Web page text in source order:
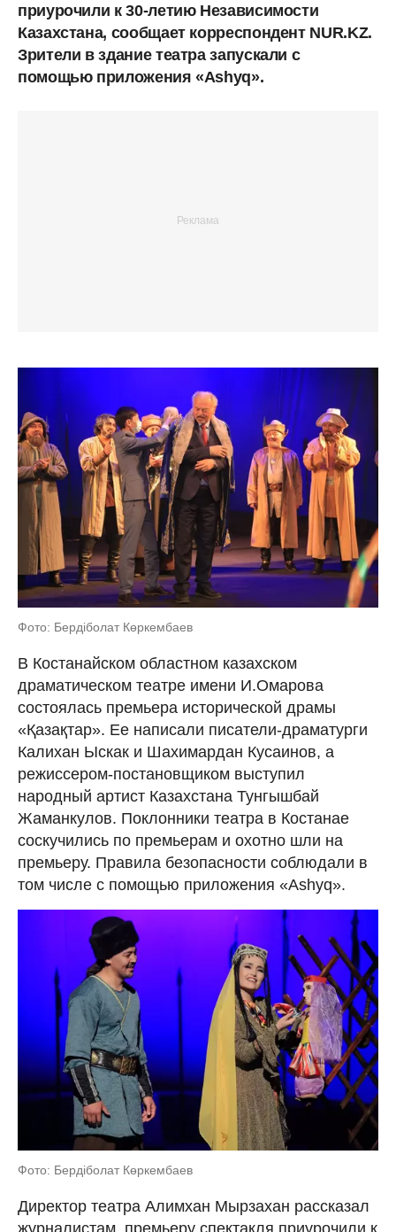
приурочили к 30-летию Независимости
Казахстана, сообщает корреспондент NUR.KZ.
Зрители в здание театра запускали с
помощью приложения «Ashyq».
Фото: Бердіболат Көркембаев
В Костанайском областном казахском
драматическом театре имени И.Омарова
состоялась премьера исторической драмы
«Қазақтар». Ее написали писатели-драматурги
Калихан Ыскак и Шахимардан Кусаинов, а
режиссером-постановщиком выступил
народный артист Казахстана Тунгышбай
Жаманкулов. Поклонники театра в Костанае
соскучились по премьерам и охотно шли на
премьеру. Правила безопасности соблюдали в
том числе с помощью приложения «Ashyq».
Фото: Бердіболат Көркембаев
Директор театра Алимхан Мырзахан рассказал
журналистам, премьеру спектакля приурочили к